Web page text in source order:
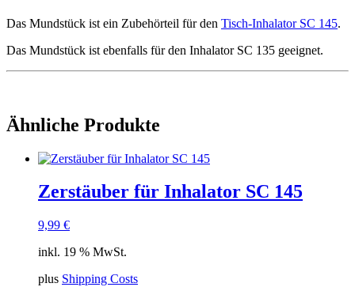
Das Mundstück ist ein Zubehörteil für den Tisch-Inhalator SC 145.
Das Mundstück ist ebenfalls für den Inhalator SC 135 geeignet.
Ähnliche Produkte
Zerstäuber für Inhalator SC 145
9,99 €
inkl. 19 % MwSt.
plus Shipping Costs